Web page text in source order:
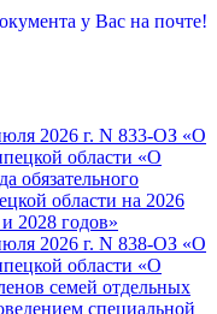
2026 г. N 833-ОЗ «О
области «О
обязательного
области на 2026
2028 годов»
2026 г. N 838-ОЗ «О
области «О
семей отдельных
специальной